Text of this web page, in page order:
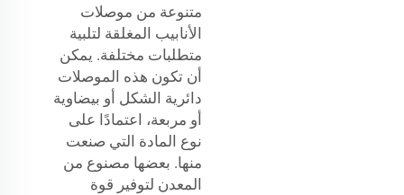
متنوعة من موصلات
الأنابيب المغلقة لتلبية
متطلبات مختلفة. يمكن
أن تكون هذه الموصلات
دائرية الشكل أو بيضاوية
أو مربعة، اعتمادًا على
نوع المادة التي صنعت
منها. بعضها مصنوع من
المعدن لتوفير قوة